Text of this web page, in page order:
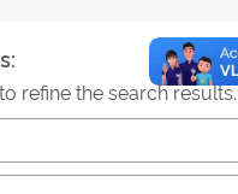
refine the search results.